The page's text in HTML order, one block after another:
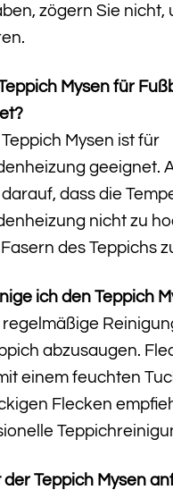
zögern Sie nicht,
Mysen für
Mysen ist für
geeignet.
dass die
nicht zu
des Teppichs
ich den Teppich
regelmäßige
abzusaugen.
einem feuchten
Flecken
der Teppich Mysen